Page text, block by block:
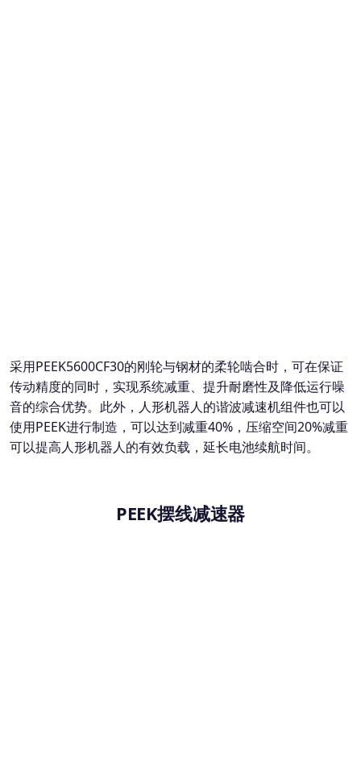
采用PEEK5600CF30的刚轮与钢材的柔轮啮合时，可在保证
传动精度的同时，实现系统减重、提升耐磨性及降低运行噪
音的综合优势。此外，人形机器人的谐波减速机组件也可以
使用PEEK进行制造，可以达到减重40%，压缩空间20%减重
可以提高人形机器人的有效负载，延长电池续航时间。
PEEK摆线减速器